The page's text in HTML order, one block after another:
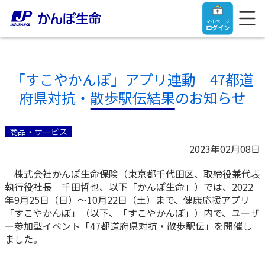
マイページ
ログイン
トップ
ご契約者さま
ご契約者さま
マイページログイン
保険をご検討中のお客さま
保険をご検討中のお客さま
法人のお客さま
「すこやかんぽ」アプリ連動 47都道
府県対抗・散歩駅伝結果のお知らせ
商品・サービス
2023年02月08日
株式会社かんぽ生命保険（東京都千代田区、取締役兼代表
執行役社長 千田哲也、以下「かんぽ生命」）では、2022
年9月25日（日）～10月22日（土）まで、健康応援アプリ
「すこやかんぽ」（以下、「すこやかんぽ」）内で、ユーザ
ー参加型イベント「47都道府県対抗・散歩駅伝」を開催し
ました。